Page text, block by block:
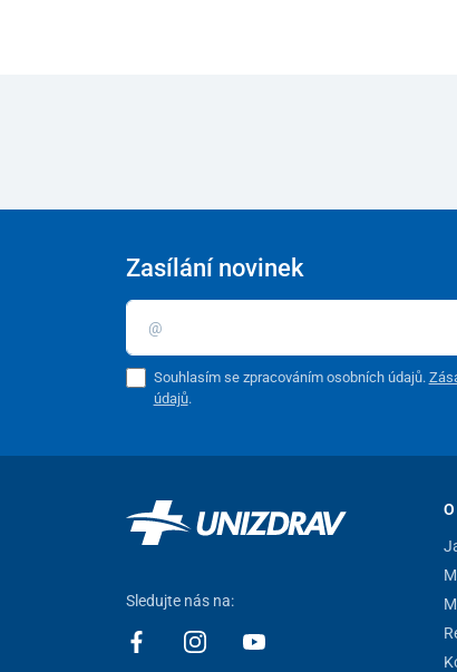
Zasílání novinek
Souhlasím se zpracováním osobních údajů.
údajů.
Sledujte nás na: